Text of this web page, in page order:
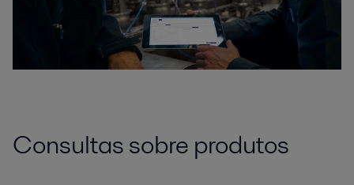
Consultas sobre produtos